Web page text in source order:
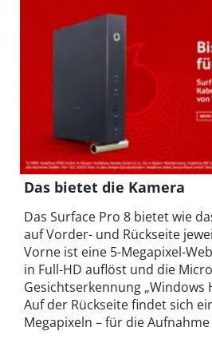
Das bietet die Kamera
Das Surface Pro 8 bietet wie
auf Vorder- und Rückseite
Vorne ist eine 5-Megapixel-
in Full-HD auflöst und die
Gesichtserkennung „Windows
Auf der Rückseite findet sich
Megapixeln – für die